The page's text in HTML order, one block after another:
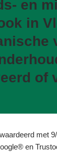
en
in
of
met
en